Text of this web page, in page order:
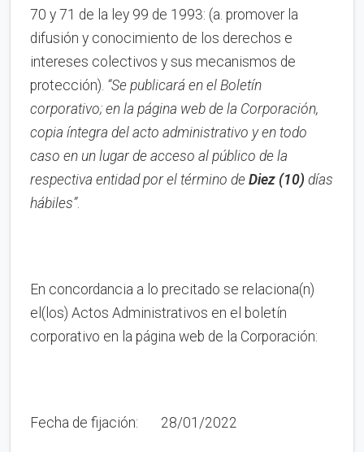
70 y 71 de la ley 99 de 1993: (a. promover la
difusión y conocimiento de los derechos e
intereses colectivos y sus mecanismos de
protección). “Se publicará en el Boletín
corporativo; en la página web de la Corporación,
copia íntegra del acto administrativo y en todo
caso en un lugar de acceso al público de la
respectiva entidad por el término de Diez (10) días
hábiles”.
En concordancia a lo precitado se relaciona(n)
el(los) Actos Administrativos en el boletín
corporativo en la página web de la Corporación:
Fecha de fijación: 28/01/2022